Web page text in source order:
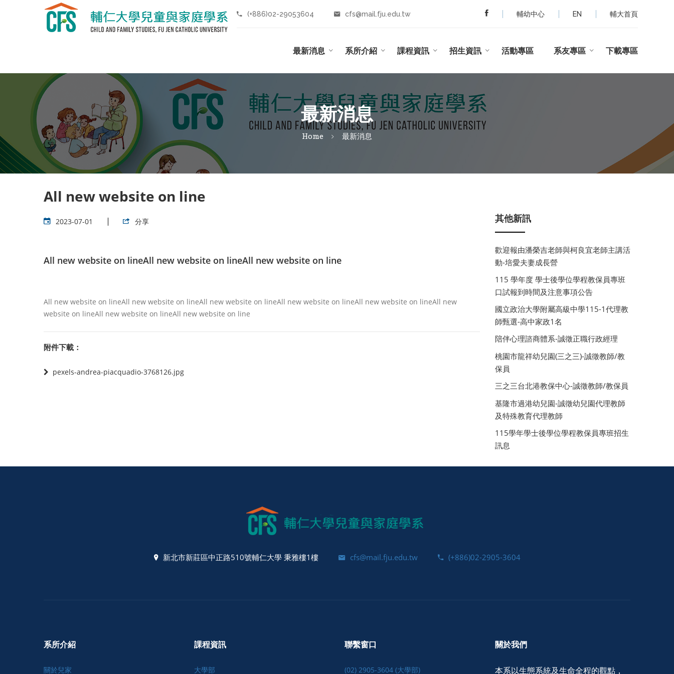
(+886)02-29053604 cfs@mail.fju.edu.tw 輔幼中心 EN 輔大首頁
最新消息 系所介紹 課程資訊 招生資訊 活動專區 系友專區 下載專區
最新消息
Home 最新消息
All new website on line
2023-07-01 分享
All new website on lineAll new website on lineAll new website on line
All new website on lineAll new website on lineAll new website on lineAll new website on lineAll new website on lineAll new
website on lineAll new website on lineAll new website on line
附件下載：
pexels-andrea-piacquadio-3768126.jpg
其他新訊
歡迎報由潘榮吉老師與柯良宜老師主講活
動-培愛夫妻成長營
115 學年度 學士後學位學程教保員專班
口試報到時間及注意事項公告
國立政治大學附屬高級中學115-1代理教
師甄選-高中家政1名
陪伴心理諮商體系-誠徵正職行政經理
桃園市龍祥幼兒園(三之三)-誠徵教師/教
保員
三之三台北港教保中心-誠徵教師/教保員
基隆市過港幼兒園-誠徵幼兒園代理教師
及特殊教育代理教師
115學年學士後學位學程教保員專班招生
訊息
新北市新莊區中正路510號輔仁大學 秉雅樓1樓 cfs@mail.fju.edu.tw (+886)02-2905-3604
系所介紹
關於兒家
課程資訊
大學部
聯繫窗口
(02) 2905-3604 (大學部)
關於我們
本系以生態系統及生命全程的觀點，